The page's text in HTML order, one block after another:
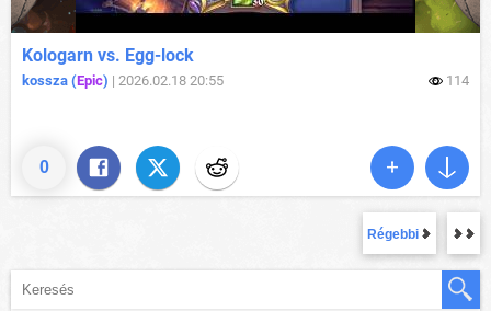
0
Kologarn vs. Egg-lock
kossza (Epic) | 2026.02.18 20:55 114
Régebbi